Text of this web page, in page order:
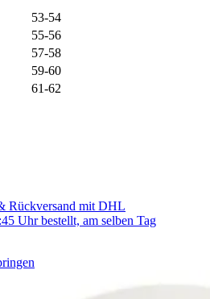
53-54
55-56
57-58
59-60
61-62
Rückversand mit DHL
Uhr bestellt, am selben Tag